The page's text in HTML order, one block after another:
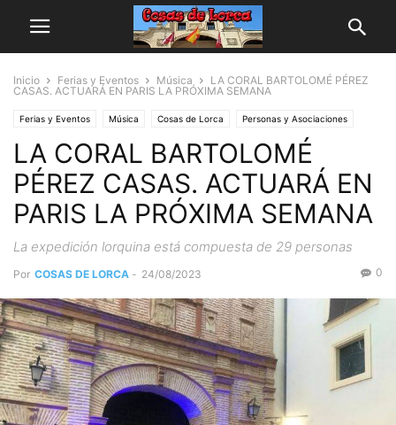
Inicio Ferias y Eventos Música
LA CORAL BARTOLOMÉ PÉREZ
CASAS. ACTUARÁ EN PARIS LA PRÓXIMA SEMANA
Ferias y Eventos Música Cosas de Lorca Personas y Asociaciones
LA CORAL BARTOLOMÉ
PÉREZ CASAS. ACTUARÁ EN
PARIS LA PRÓXIMA SEMANA
La expedición lorquina está compuesta de 29 personas
Por COSAS DE LORCA - 24/08/2023 0